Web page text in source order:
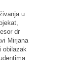
u
dr
Mirjana
obilazak